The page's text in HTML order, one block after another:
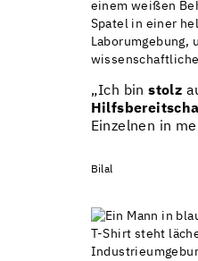
„Ich binstolz
Einzelnen in
Bilal